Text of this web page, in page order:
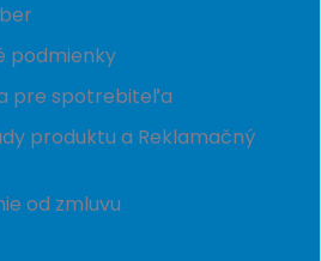
podmienky
pre spotrebiteľa
produktu a Reklamačný
od zmluvu